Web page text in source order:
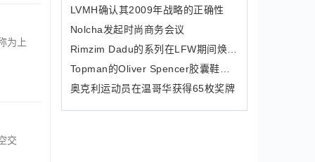
为上
交
LVMH确认其2009年战略的正确性
Nolcha发起时尚商务会议
奥克利运动员在温哥华获得65枚奖牌